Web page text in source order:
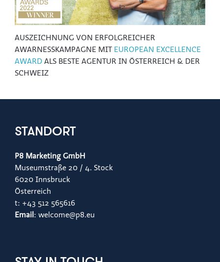
AUSZEICHNUNG VON ERFOLGREICHER
AWARNESSKAMPAGNE MIT EUROPEAN EXCELLENCE
AWARD ALS BESTE AGENTUR IN ÖSTERREICH & DER
SCHWEIZ
STANDORT
P8 Marketing GmbH
Museumstraße 20 / 4. Stock
6020 Innsbruck
Österreich
t: +43 512 565616
Email : welcome@p8.eu